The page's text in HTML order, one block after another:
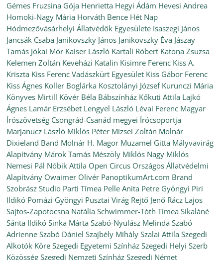
Gémes Fruzsina Gója Henrietta Hegyi Ádám Hevesi Andrea
Homoki-Nagy Mária Horváth Bence Hét Nap
Hódmezővásárhelyi Állatvédők Egyesülete Isaszegi János
Jancsák Csaba Janikovszky János Janikovszky Éva Jászay
Tamás Jókai Mór Kaiser László Kartali Róbert Katona Zsuzsa
Kelemen Zoltán Keveházi Katalin Kisimre Ferenc Kiss A.
Kriszta Kiss Ferenc Vadászkürt Egyesület Kiss Gábor Ferenc
Kiss Ágnes Koller Boglárka Kosztolányi József Kurunczi Mária
Könyves Mirtill Kövér Béla Bábszínház Kőkuti Attila Lajkó
Ágnes Lamár Erzsébet Lengyel László Lévai Ferenc Magyar
Írószövetség Csongrád-Csanád megyei Írócsoportja
Marjanucz László Miklós Péter Mizsei Zoltán Molnár
Dixieland Band Molnár H. Magor Muzamel Gitta Mályvavirág
Alapítvány Márok Tamás Mészöly Miklós Nagy Miklós
Nemesi Pál Nóbik Attila Open Circus Országos Állatvédelmi
Alapítvány Owaimer Olivér PanoptikumArt.com Brand
Szobrász Studio Parti Tímea Pelle Anita Petre Gyöngyi Piri
Ildikó Pomázi Gyöngyi Pusztai Virág Rejtő Jenő Rácz Lajos
Sajtos-Zapotocsna Natália Schwimmer-Tóth Tímea Sikaláné
Sánta Ildikó Sinka Márta Szabó-Nyulász Melinda Szabó
Adrienne Szabó Dániel Szajbély Mihály Szalai Attila Szegedi
Alkotók Köre Szegedi Egyetemi Színház Szegedi Helyi Szerb
Közösség Szegedi Nemzeti Színház Szegedi Német